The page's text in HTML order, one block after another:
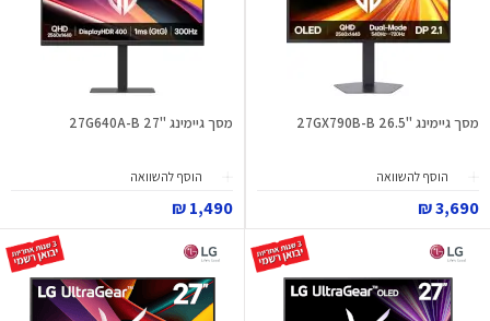
מסך גיימינג "26.5 27GX790B-B
הוסף להשוואה
3,690 ₪
מסך גיימינג "27 27G640A-B
הוסף להשוואה
1,490 ₪